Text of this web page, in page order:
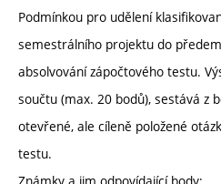
Podmínkou pro udělení
semestrálního projektu do
absolvování zápočtového testu.
součtu (max. 20 bodů), sestává z
otevřené, ale cíleně položené
testu.